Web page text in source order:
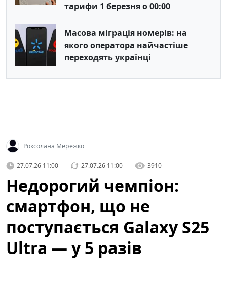
тарифи 1 березня о 00:00
Масова міграція номерів: на
якого оператора найчастіше
переходять українці
Роксолана Мережко
27.07.26 11:00 27.07.26 11:00 3910
Недорогий чемпіон:
смартфон, що не
поступається Galaxy S25
Ultra — у 5 разів